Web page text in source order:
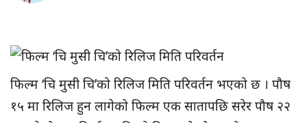
फिल्म ‘चि मुसी चि’को रिलिज मिति परिवर्तन भएको छ । पौष
१५ मा रिलिज हुन लागेको फिल्म एक सातापछि सरेर पौष २२